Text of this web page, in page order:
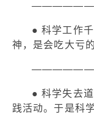
——————
● 科学工作
神，是会吃大亏的
——————
● 科学失去
践活动。于是科